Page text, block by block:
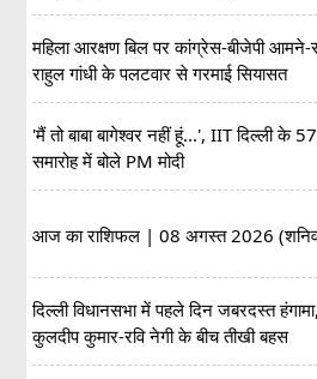
महिला आरक्षण बिल पर कांग्रेस-बीजेपी आमने-
राहुल गांधी के पलटवार से गरमाई सियासत
'मैं तो बाबा बागेश्वर नहीं हूं...', IIT दिल्ली के
समारोह में बोले PM मोदी
आज का राशिफल | 08 अगस्त 2026
दिल्ली विधानसभा में पहले दिन जबरदस्त हंगामा,
कुलदीप कुमार-रवि नेगी के बीच तीखी बहस